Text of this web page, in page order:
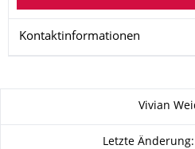
Kontaktinformationen
Vivian
Letzte